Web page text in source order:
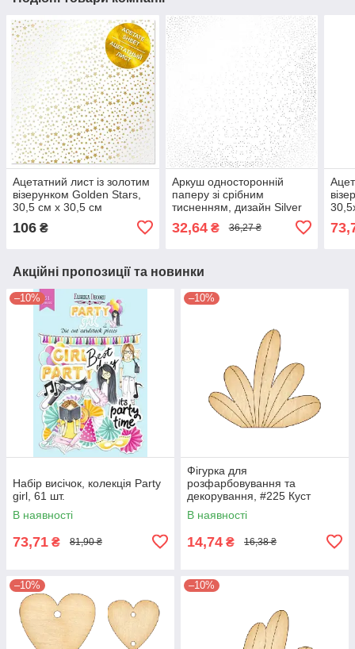
Ацетатний лист із золотим
візерунком Golden Stars,
30,5 см х 30,5 см
106 ₴
Аркуш односторонній
паперу зі срібним
тисненням, дизайн Silver
Mini Drops White, 30,5 см х
30,5 см
32,64₴ 36,27 ₴
Акційні пропозиції та новинки
–10%
Набір висічок, колекція Party
girl, 61 шт.
В наявності
73,71 ₴ 81,90 ₴
–10%
Фігурка для
розфарбовування та
декорування, #225 Куст
В наявності
14,74 ₴ 16,38 ₴
–10% –10%